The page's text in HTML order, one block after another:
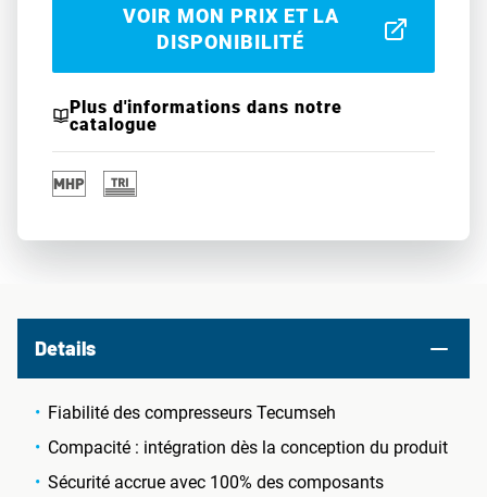
VOIR MON PRIX ET LA
DISPONIBILITÉ
Plus d'informations dans notre
catalogue
Details
Fiabilité des compresseurs Tecumseh
Compacité : intégration dès la conception du produit
Sécurité accrue avec 100% des composants